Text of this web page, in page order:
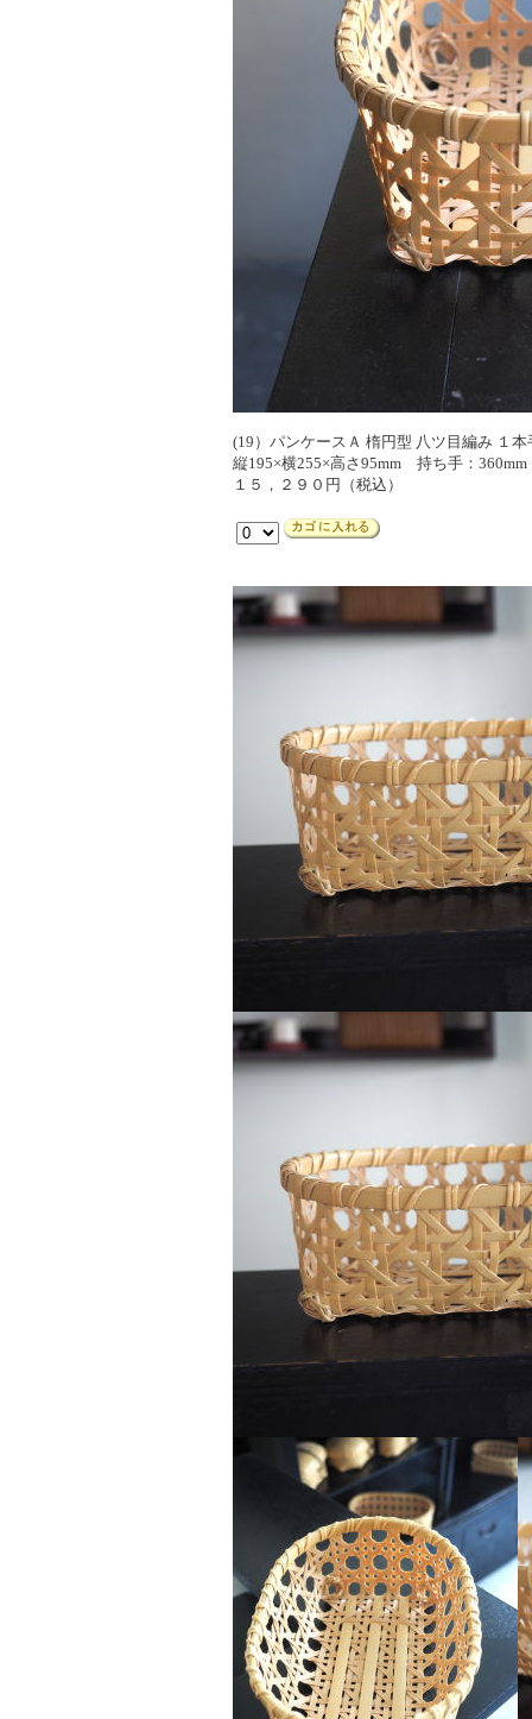
(19）パンケースＡ 楕円型 八ツ目編み １本
縦195×横255×高さ95mm 持ち手：360mm
１５，２９０円（税込）